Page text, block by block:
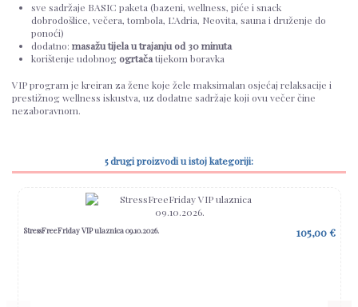
sve sadržaje BASIC paketa (bazeni, wellness, piće i snack
dobrodošlice, večera, tombola, L’Adria, Neovita, sauna i druženje do
ponoći)
dodatno: masažu tijela u trajanju od 30 minuta
korištenje udobnogogrtačatijekom boravka
VIP program je kreiran za žene koje žele maksimalan osjećaj relaksacije i
prestižnog wellness iskustva, uz dodatne sadržaje koji ovu večer čine
nezaboravnom.
5 drugi proizvodi u istoj kategoriji:
StressFreeFriday VIP ulaznica 09.10.2026. 105,00 €